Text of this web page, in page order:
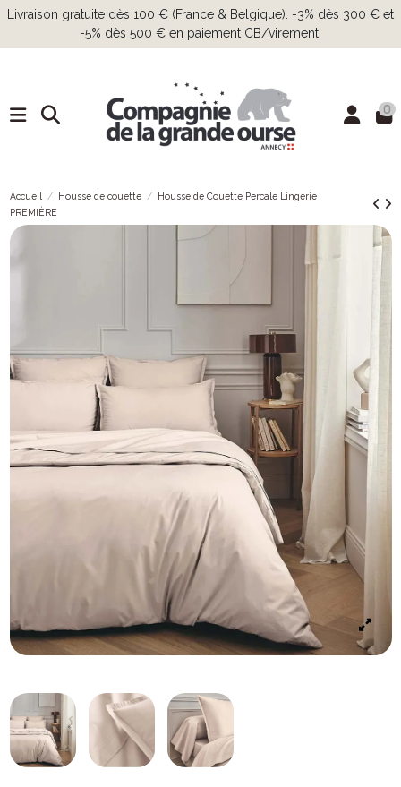
Livraison gratuite dès 100 € (France & Belgique). -3% dès 300 € et
-5% dès 500 € en paiement CB/virement.
0
Accueil Housse de couette
Housse de Couette Percale Lingerie
PREMIÈRE